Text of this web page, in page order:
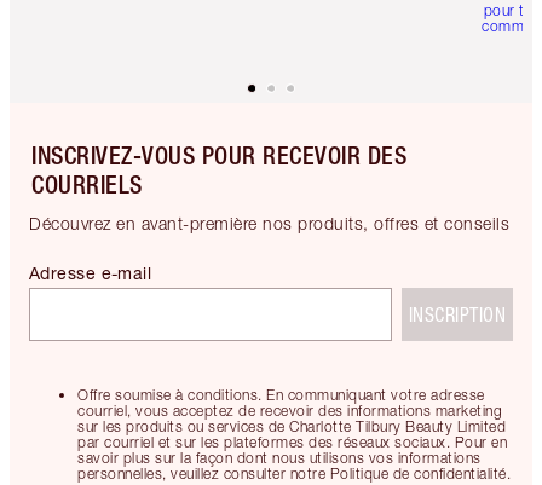
pour
INSCRIVEZ-VOUS POUR RECEVOIR DES
COURRIELS
Découvrez en avant-première nos produits, offres et conseils
Offre soumise à conditions. En communiquant votre adresse
courriel, vous acceptez de recevoir des informations marketing
sur les produits ou services de Charlotte Tilbury Beauty Limited
par courriel et sur les plateformes des réseaux sociaux. Pour en
savoir plus sur la façon dont nous utilisons vos informations
personnelles, veuillez consulter notre Politique de confidentialité.
Adresse e-mail
INSCRIPTION